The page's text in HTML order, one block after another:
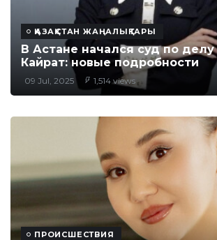
ҚАЗАҚСТАН ЖАҢАЛЫҚТАРЫ
В Астане начался суд по делу
Кайрат: новые подробности
09 Jul, 2025 1,514 views
ПРОИСШЕСТВИЯ